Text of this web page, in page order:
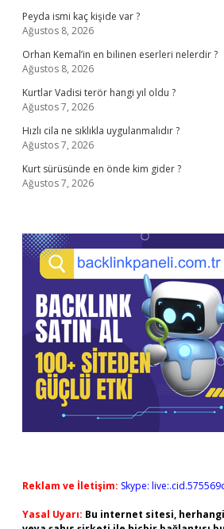
Peyda ismi kaç kişide var ?
Ağustos 8, 2026
Orhan Kemal’in en bilinen eserleri nelerdir ?
Ağustos 8, 2026
Kurtlar Vadisi terör hangi yıl oldu ?
Ağustos 7, 2026
Hızlı cila ne sıklıkla uygulanmalıdır ?
Ağustos 7, 2026
Kurt sürüsünde en önde kim gider ?
Ağustos 7, 2026
Reklam ve İletişim: Skype:
Yasal Uyarı: Bu internet sitesi,